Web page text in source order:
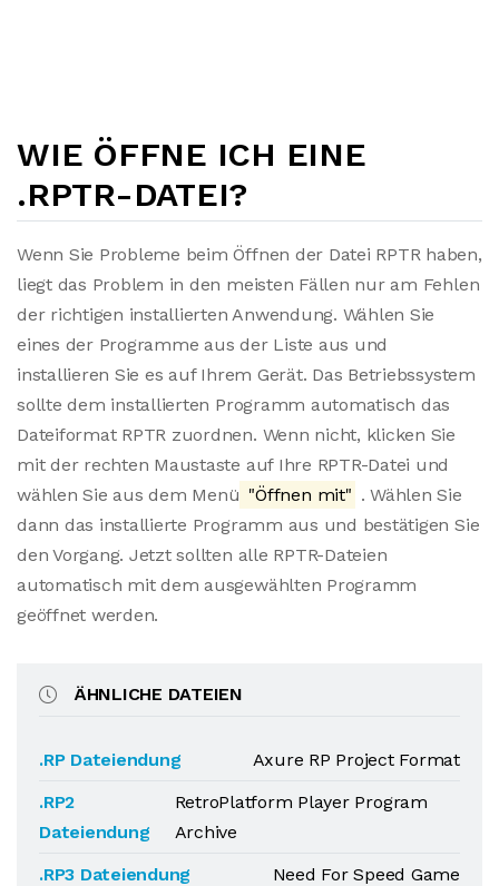
WIE ÖFFNE ICH EINE
.RPTR-DATEI?
Wenn Sie Probleme beim Öffnen der Datei RPTR haben,
liegt das Problem in den meisten Fällen nur am Fehlen
der richtigen installierten Anwendung. Wählen Sie
eines der Programme aus der Liste aus und
installieren Sie es auf Ihrem Gerät. Das Betriebssystem
sollte dem installierten Programm automatisch das
Dateiformat RPTR zuordnen. Wenn nicht, klicken Sie
mit der rechten Maustaste auf Ihre RPTR-Datei und
wählen Sie aus dem Menü "Öffnen mit" . Wählen Sie
dann das installierte Programm aus und bestätigen Sie
den Vorgang. Jetzt sollten alle RPTR-Dateien
automatisch mit dem ausgewählten Programm
geöffnet werden.
ÄHNLICHE DATEIEN
.RP Dateiendung
Axure RP Project Format
.RP2
Dateiendung
RetroPlatform Player Program
Archive
.RP3 Dateiendung
Need For Speed Game